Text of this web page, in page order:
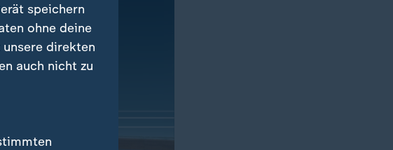
speichern
ohne deine
direkten
auch nicht zu